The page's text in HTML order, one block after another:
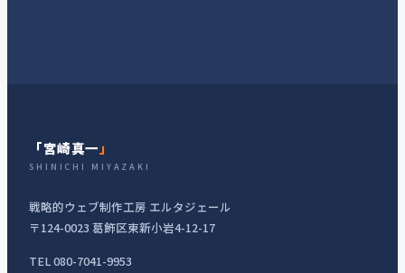
「宮崎真一」
SHINICHI MIYAZAKI
戦略的ウェブ制作工房 エルタジェール
〒124-0023 葛飾区東新小岩4-12-17
TEL 080-7041-9953